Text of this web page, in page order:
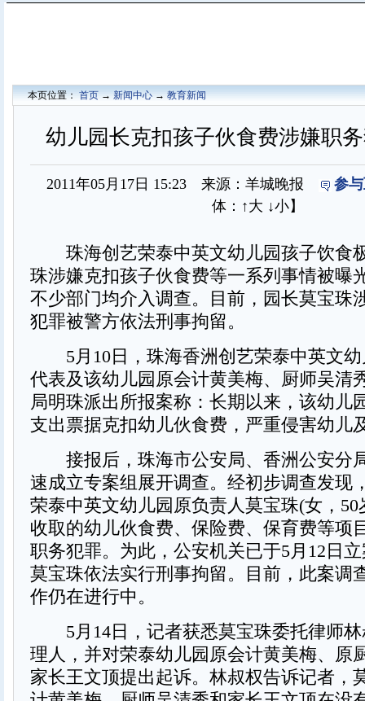
本页位置：首页→新闻中心→教育新闻
幼儿园长克扣孩子伙食费涉嫌职
2011年05月17日 15:23 来源：羊城晚报
参
体： ↑大 ↓小】
珠海创艺荣泰中英文幼儿园孩子饮食
珠涉嫌克扣孩子伙食费等一系列事情被曝
不少部门均介入调查。目前，园长莫宝珠
犯罪被警方依法刑事拘留。
5月10日，珠海香洲创艺荣泰中英文幼
代表及该幼儿园原会计黄美梅、厨师吴清
局明珠派出所报案称：长期以来，该幼儿
支出票据克扣幼儿伙食费，严重侵害幼儿
接报后，珠海市公安局、香洲公安分
速成立专案组展开调查。经初步调查发现
荣泰中英文幼儿园原负责人莫宝珠(女，
收取的幼儿伙食费、保险费、保育费等项
职务犯罪。为此，公安机关已于5月12日
莫宝珠依法实行刑事拘留。目前，此案调
作仍在进行中。
5月14日，记者获悉莫宝珠委托律师林
理人，并对荣泰幼儿园原会计黄美梅、原
家长王文顶提出起诉。林叔权告诉记者，